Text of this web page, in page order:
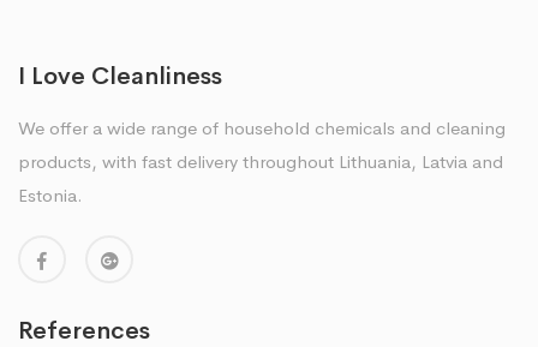
I Love Cleanliness
We offer a wide range of household chemicals and cleaning
products, with fast delivery throughout Lithuania, Latvia and
Estonia.
References